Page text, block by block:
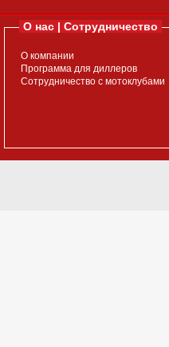
О нас | Сотрудничество
О компании
Программа для диллеров
Сотрудничество с мотоклубами